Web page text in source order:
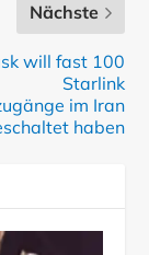
Nächste
will fast 100
Starlink
im Iran
haben